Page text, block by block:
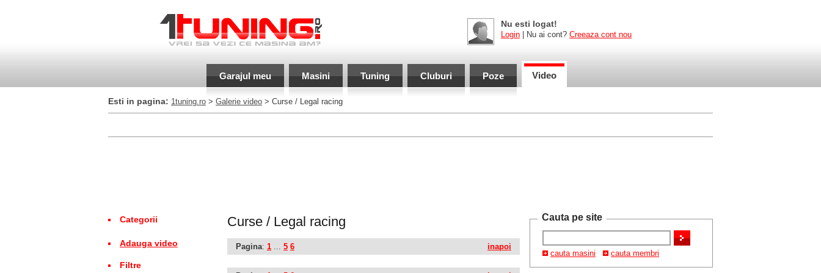
Nu esti logat!
Login | Nu ai cont? Creeaza cont nou
Garajul meu Masini Tuning Cluburi Poze Video
Esti in pagina: 1tuning.ro > Galerie video > Curse / Legal racing
Cauta pe site
cauta masini cauta membri
Categorii
Adauga video
Filtre
Curse / Legal racing
Pagina: 1 ... 5 6 inapoi